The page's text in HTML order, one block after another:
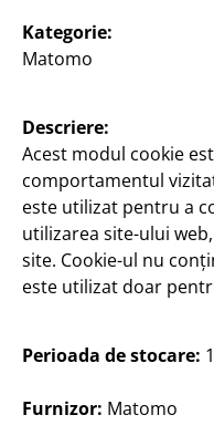
Informații pentru clienți
Kategorie:
Matomo
Descriere:
Acest modul cookie
comportamentul
este utilizat pentru a
utilizarea site-ului
site. Cookie-ul nu
este utilizat doar
Perioada de stocare:
Furnizor: Matomo